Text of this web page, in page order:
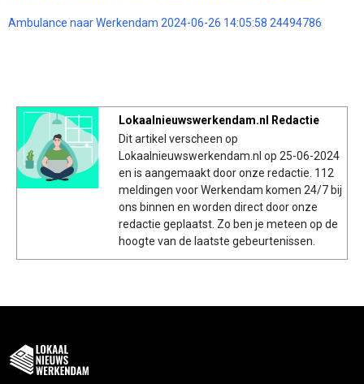
Ambulance naar Werkendam 2024-06-26 14:05:58 24494786
Lokaalnieuwswerkendam.nl Redactie
Dit artikel verscheen op
Lokaalnieuwswerkendam.nl op 25-06-2024
en is aangemaakt door onze redactie. 112
meldingen voor Werkendam komen 24/7 bij
ons binnen en worden direct door onze
redactie geplaatst. Zo ben je meteen op de
hoogte van de laatste gebeurtenissen.